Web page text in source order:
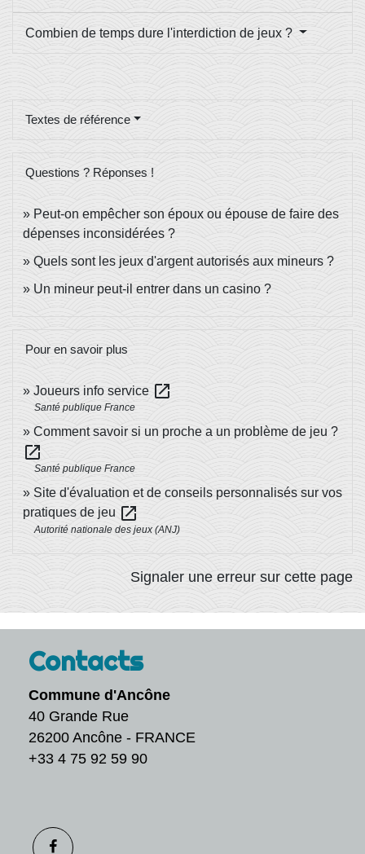
Combien de temps dure l'interdiction de jeux ?
Textes de référence
Questions ? Réponses !
Peut-on empêcher son époux ou épouse de faire des
dépenses inconsidérées ?
Quels sont les jeux d'argent autorisés aux mineurs ?
Un mineur peut-il entrer dans un casino ?
Pour en savoir plus
Joueurs info service open_in_new
Santé publique France
Comment savoir si un proche a un problème de jeu ?
open_in_new
Santé publique France
Site d'évaluation et de conseils personnalisés sur vos
pratiques de jeu open_in_new
Autorité nationale des jeux (ANJ)
Signaler une erreur sur cette page
Contacts
Commune d'Ancône
40 Grande Rue
26200 Ancône - FRANCE
+33 4 75 92 59 90